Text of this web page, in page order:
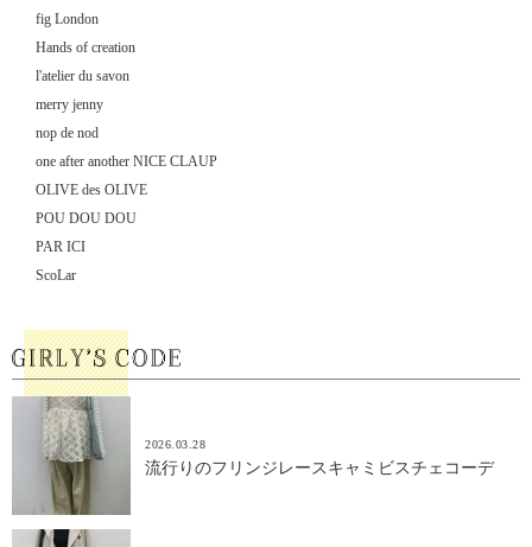
fig London
Hands of creation
l'atelier du savon
merry jenny
nop de nod
one after another NICE CLAUP
OLIVE des OLIVE
POU DOU DOU
PAR ICI
ScoLar
2026.03.28
流行りのフリンジレースキャミビスチェコーデ